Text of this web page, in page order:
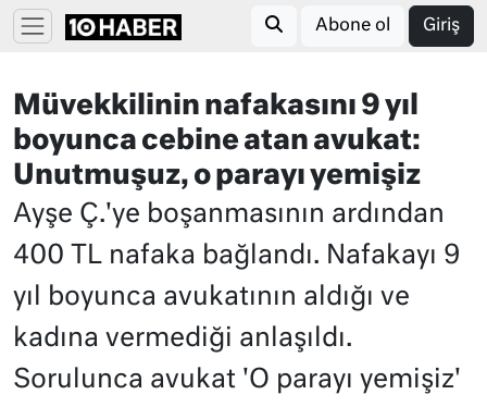
Abone ol Giriş
Müvekkilinin nafakasını 9 yıl
boyunca cebine atan avukat:
Unutmuşuz, o parayı yemişiz
Ayşe Ç.'ye boşanmasının ardından
400 TL nafaka bağlandı. Nafakayı 9
yıl boyunca avukatının aldığı ve
kadına vermediği anlaşıldı.
Sorulunca avukat 'O parayı yemişiz'